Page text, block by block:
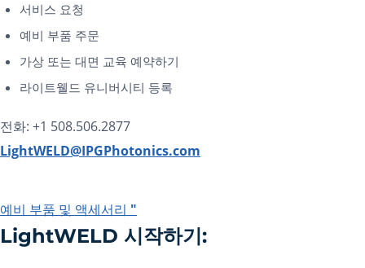
서비스 요청
예비 부품 주문
가상 또는 대면 교육 예약하기
라이트웰드 유니버시티 등록
전화: +1 508.506.2877
LightWELD@IPGPhotonics.com
예비 부품 및 액세서리 "
LightWELD 시작하기: